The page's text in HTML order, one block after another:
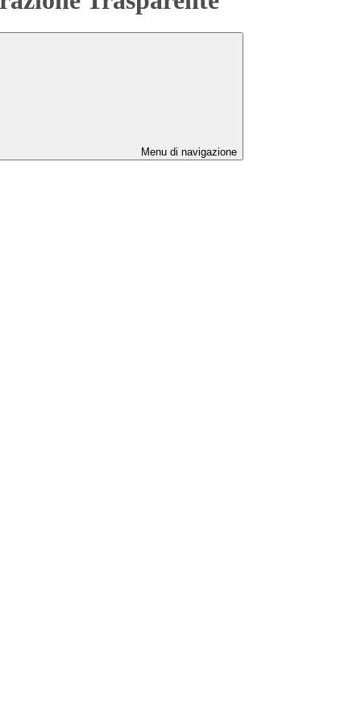
Menu di navigazione